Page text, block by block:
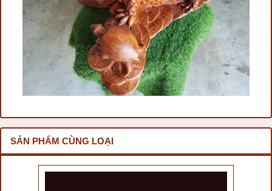
SẢN PHẨM CÙNG LOẠI